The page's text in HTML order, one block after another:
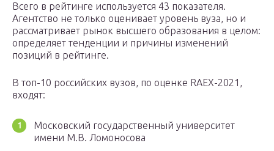
Всего в рейтинге используется 43 показателя.
Агентство не только оценивает уровень вуза, но и
рассматривает рынок высшего образования в целом:
определяет тенденции и причины изменений
позиций в рейтинге.
В топ-10 российских вузов, по оценке RAEX-2021,
входят:
Московский государственный университет
имени М.В. Ломоносова